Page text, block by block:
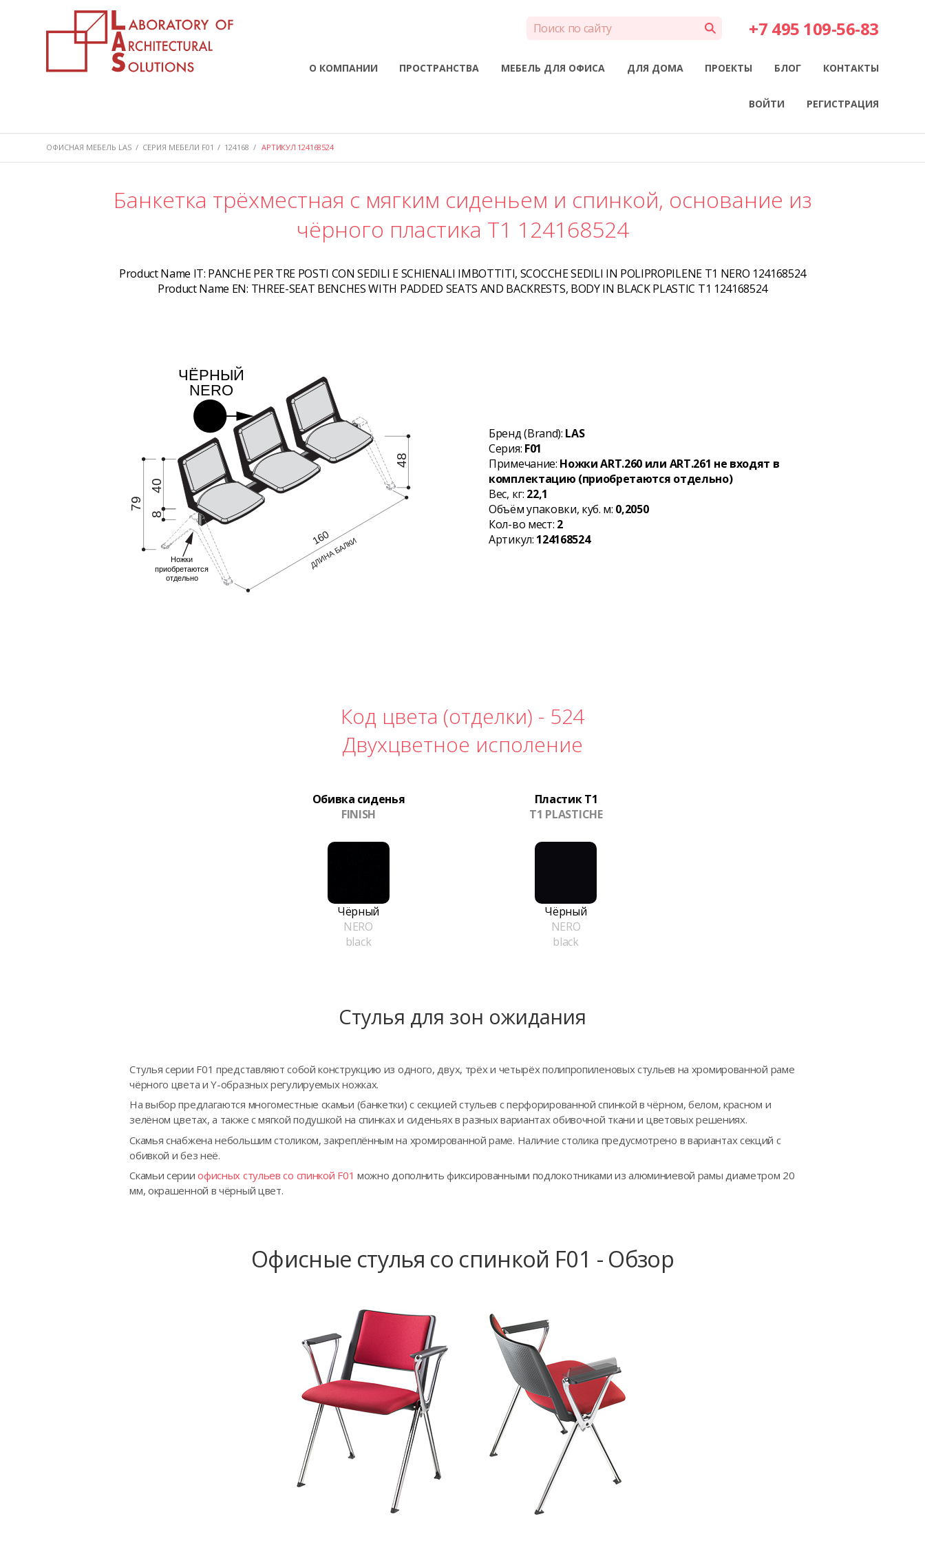
+7 495 109-56-83
О КОМПАНИИ ПРОСТРАНСТВА МЕБЕЛЬ ДЛЯ ОФИСА ДЛЯ ДОМА ПРОЕКТЫ БЛОГ КОНТАКТЫ
ВОЙТИ РЕГИСТРАЦИЯ
ОФИСНАЯ МЕБЕЛЬ LAS / СЕРИЯ МЕБЕЛИ F01 / 124168 / АРТИКУЛ 124168524
Банкетка трёхместная с мягким сиденьем и спинкой, основание из
чёрного пластика T1 124168524
Product Name IT: PANCHE PER TRE POSTI CON SEDILI E SCHIENALI IMBOTTITI, SCOCCHE SEDILI IN POLIPROPILENE T1 NERO 124168524
Product Name EN: THREE-SEAT BENCHES WITH PADDED SEATS AND BACKRESTS, BODY IN BLACK PLASTIC T1 124168524
Бренд (Brand): LAS
Серия: F01
Примечание: Ножки ART.260 или ART.261 не входят в
комплектацию (приобретаются отдельно)
Вес, кг: 22,1
Объём упаковки, куб. м: 0,2050
Кол-во мест: 2
Артикул: 124168524
Код цвета (отделки) - 524
Двухцветное исполение
Обивка сиденья
FINISH
Пластик T1
T1 PLASTICHE
Чёрный
NERO
black
Чёрный
NERO
black
Стулья для зон ожидания
Стулья серии F01 представляют собой конструкцию из одного, двух, трёх и четырёх полипропиленовых стульев на хромированной раме
чёрного цвета и Y-образных регулируемых ножках.
На выбор предлагаются многоместные скамьи (банкетки) с секцией стульев с перфорированной спинкой в чёрном, белом, красном и
зелёном цветах, а также с мягкой подушкой на спинках и сиденьях в разных вариантах обивочной ткани и цветовых решениях.
Скамья снабжена небольшим столиком, закреплённым на хромированной раме. Наличие столика предусмотрено в вариантах секций с
обивкой и без неё.
Скамьи серииофисных стульев со спинкой F01 можно дополнить фиксированными подлокотниками из алюминиевой рамы диаметром 20
мм, окрашенной в чёрный цвет.
Офисные стулья со спинкой F01 - Обзор